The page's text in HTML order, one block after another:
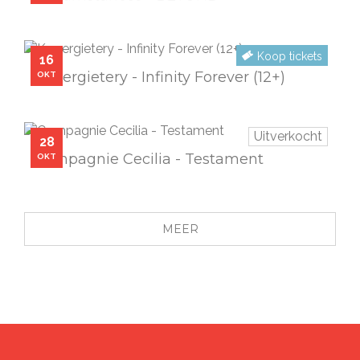
VR
16
OKT
Kopergietery - Infinity Forever (12+)
Koop tickets
WO
28
OKT
Compagnie Cecilia - Testament
Uitverkocht
MEER